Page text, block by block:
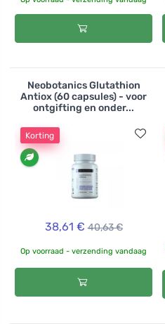
Neobotanics Glutathion
Antiox (60 capsules) - voor
ontgifting en onder...
Korting
38,61 € 40,63 €
Op voorraad - verzending vandaag